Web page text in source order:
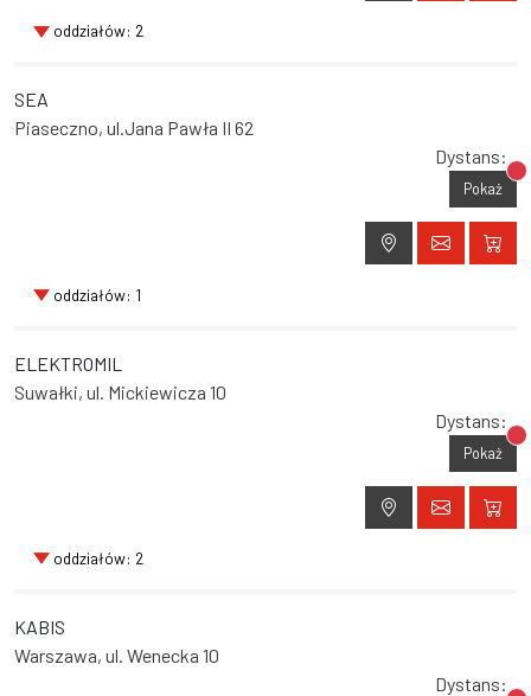
oddziałów: 2
SEA
Piaseczno, ul.Jana Pawła II 62
Dystans:
Pokaż
oddziałów: 1
ELEKTROMIL
Suwałki, ul. Mickiewicza 10
Dystans:
Pokaż
oddziałów: 2
KABIS
Warszawa, ul. Wenecka 10
Dystans: